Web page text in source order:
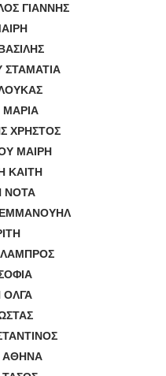
ΓΙΑΝΝΗΣ
ΣΤΑΜΑΤΙΑ
ΜΑΡΙΑ
ΧΡΗΣΤΟΣ
ΜΑΙΡΗ
ΚΑΙΤΗ
ΝΟΤΑ
ΟΛΓΑ
ΑΘΗΝΑ